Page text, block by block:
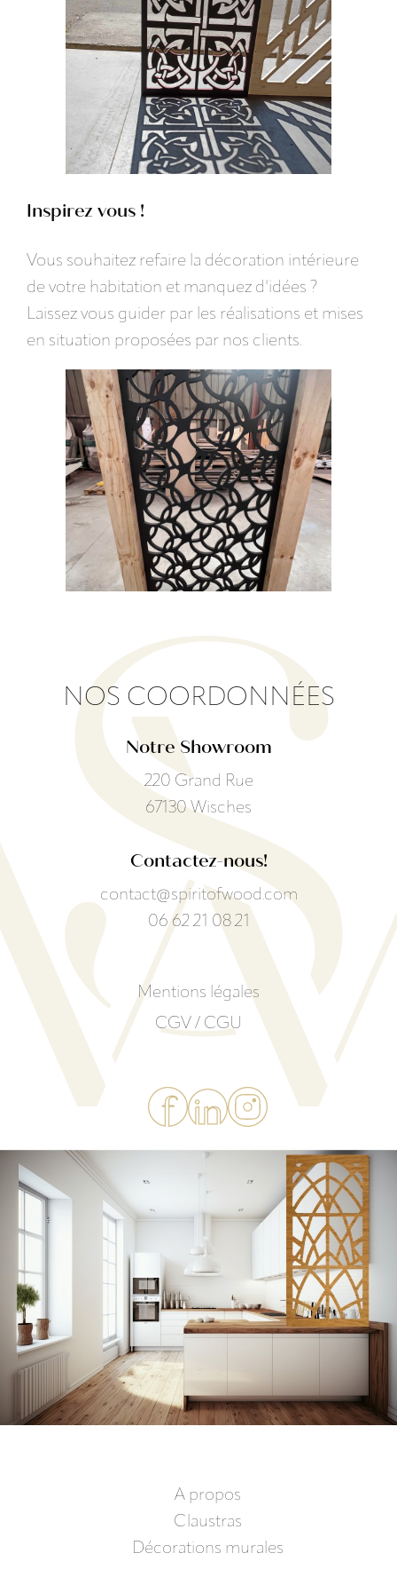
Inspirez vous !
Vous souhaitez refaire la décoration intérieure
de votre habitation et manquez d'idées ?
Laissez vous guider par les réalisations et mises
en situation proposées par nos clients.
NOS COORDONNÉES
Notre Showroom
220 Grand Rue
67130 Wisches
Contactez-nous!
contact@spiritofwood.com
06 62 21 08 21
Mentions légales
CGV / CGU
A propos
Claustras
Décorations murales